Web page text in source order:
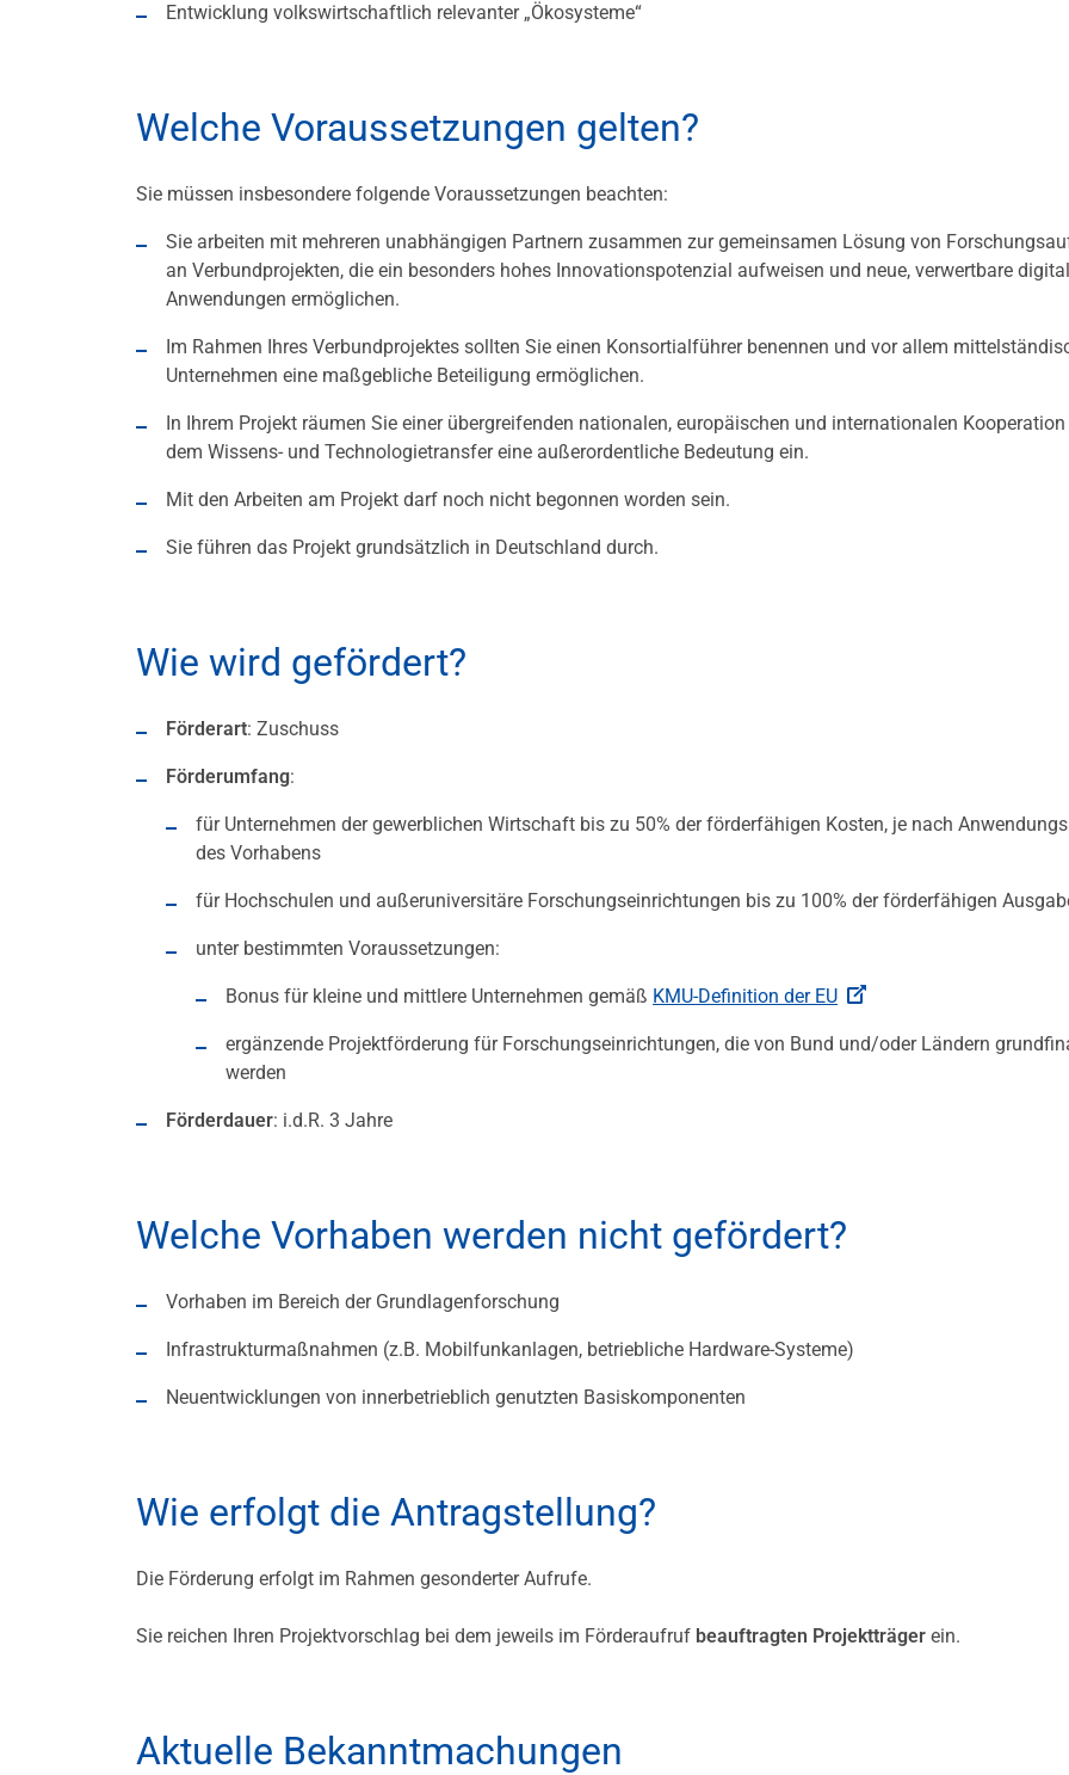
Entwicklung volkswirtschaftlich relevanter „Ökosysteme“
Welche Voraussetzungen gelten?
Sie müssen insbesondere folgende Voraussetzungen beachten:
Sie arbeiten mit mehreren unabhängigen Partnern zusammen zur gemeinsamen Lösung von
an Verbundprojekten, die ein besonders hohes Innovationspotenzial aufweisen und neue, verwertbare
Anwendungen ermöglichen.
Im Rahmen Ihres Verbundprojektes sollten Sie einen Konsortialführer benennen und vor allem
Unternehmen eine maßgebliche Beteiligung ermöglichen.
In Ihrem Projekt räumen Sie einer übergreifenden nationalen, europäischen und internationalen
dem Wissens- und Technologietransfer eine außerordentliche Bedeutung ein.
Mit den Arbeiten am Projekt darf noch nicht begonnen worden sein.
Sie führen das Projekt grundsätzlich in Deutschland durch.
Wie wird gefördert?
Förderart: Zuschuss
Förderumfang:
für Unternehmen der gewerblichen Wirtschaft bis zu 50% der förderfähigen Kosten, je nach
des Vorhabens
für Hochschulen und außeruniversitäre Forschungseinrichtungen bis zu 100% der förderfähigen
unter bestimmten Voraussetzungen:
Bonus für kleine und mittlere Unternehmen gemäß KMU-Definition der EU
ergänzende Projektförderung für Forschungseinrichtungen, die von Bund und/oder Ländern
werden
Förderdauer: i.d.R. 3 Jahre
Welche Vorhaben werden nicht gefördert?
Vorhaben im Bereich der Grundlagenforschung
Infrastrukturmaßnahmen (z.B. Mobilfunkanlagen, betriebliche Hardware-Systeme)
Neuentwicklungen von innerbetrieblich genutzten Basiskomponenten
Wie erfolgt die Antragstellung?
Die Förderung erfolgt im Rahmen gesonderter Aufrufe.
Sie reichen Ihren Projektvorschlag bei dem jeweils im Förderaufruf beauftragten Projektträger ein.
Aktuelle Bekanntmachungen